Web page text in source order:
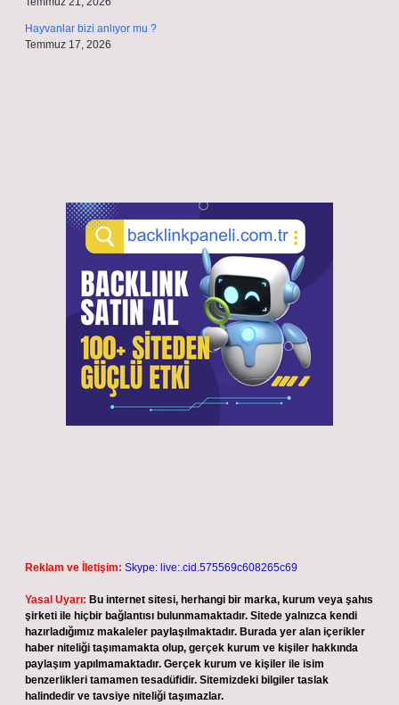
Hayvanlar bizi anlıyor mu ?
Temmuz 17, 2026
Reklam ve İletişim: Skype: live:.cid.575569c608265c69
Yasal Uyarı: Bu internet sitesi, herhangi bir marka, kurum veya şahıs
şirketi ile hiçbir bağlantısı bulunmamaktadır. Sitede yalnızca kendi
hazırladığımız makaleler paylaşılmaktadır. Burada yer alan içerikler
haber niteliği taşımamakta olup, gerçek kurum ve kişiler hakkında
paylaşım yapılmamaktadır. Gerçek kurum ve kişiler ile isim
benzerlikleri tamamen tesadüfidir. Sitemizdeki bilgiler taslak
halindedir ve tavsiye niteliği taşımazlar.